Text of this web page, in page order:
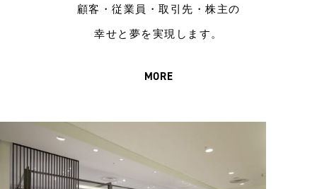
顧客・従業員・取引先・株主の
幸せと夢を実現します。
MORE